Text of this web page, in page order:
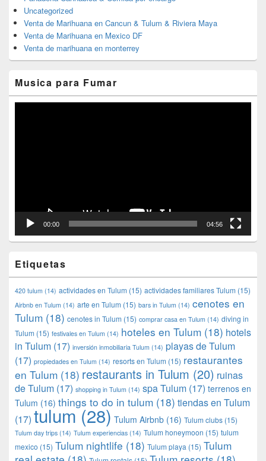
Uncategorized
Venta de Marihuana en Cancun & Tulum & Riviera Maya
Venta de Marihuana en Mexico DF
Venta de marihuana en monterrey
Musica para Fumar
00:00 04:56
Etiquetas
420 tulum (14) actividades en Tulum (15) actividades familiares Tulum (15)
Airbnb en Tulum (14) arte en Tulum (15) bars in Tulum (14) cenotes en
Tulum (18) cenotes in Tulum (15) comprar casa en Tulum (14) diving in
Tulum (15) festivales en Tulum (14) hoteles en Tulum (18) hotels
in Tulum (17) inversión inmobiliaria Tulum (14) playas de Tulum
(17) propiedades en Tulum (14) resorts en Tulum (15) restaurantes
en Tulum (18) restaurants in Tulum (20) ruinas
de Tulum (17) shopping in Tulum (14) spa Tulum (17) terrenos en
Tulum (16) things to do in tulum (18) tiendas en Tulum
(17) tulum(28) Tulum Airbnb (16) Tulum clubs (15)
Tulum day trips (14) Tulum experiencias (14) Tulum honeymoon (15) tulum
mexico (15) Tulum nightlife (18) Tulum playa (15) Tulum